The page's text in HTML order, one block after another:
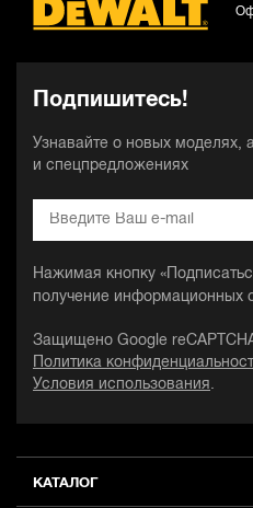
КАТАЛОГ
Подпишитесь!
Узнавайте о новых моделях,
и спецпредложениях
Нажимая кнопку
получение информационных
Защищено Google
Политика
Условия использования .